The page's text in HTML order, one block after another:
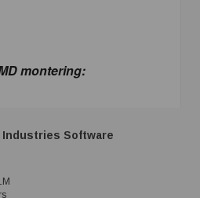
montering:
Industries Software